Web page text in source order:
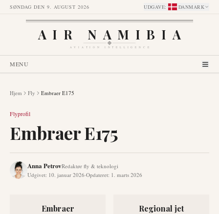
SØNDAG DEN 9. AUGUST 2026 UDGAVE: DANMARK
AIR NAMIBIA
AVIATION INTELLIGENCE
MENU
Hjem Fly Embraer E175
Flyprofil
Embraer E175
Anna PetrovRedaktør fly & teknologi
Udgivet: 10. januar 2026·Opdateret: 1. marts 2026
Embraer Regional jet